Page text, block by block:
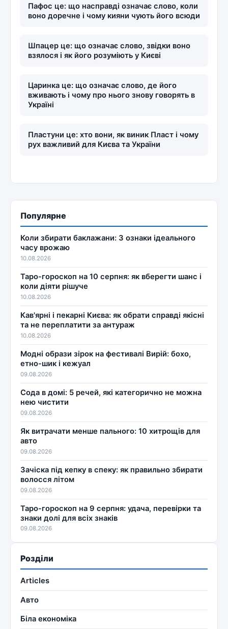
Пафос це: що насправді означає слово, коли
воно доречне і чому кияни чують його всюди
Шпацер це: що означає слово, звідки воно
взялося і як його розуміють у Києві
Царинка це: що означає слово, де його
вживають і чому про нього знову говорять в
Україні
Пластуни це: хто вони, як виник Пласт і чому
рух важливий для Києва та України
Популярне
Коли збирати баклажани: 3 ознаки ідеального
часу врожаю
10.08.2026
Таро-гороскоп на 10 серпня: як вберегти шанс і
коли діяти рішуче
10.08.2026
Кав'ярні і пекарні Києва: як обрати справді якісні
та не переплатити за антураж
10.08.2026
Модні образи зірок на фестивалі Вирій: бохо,
етно-шик і кежуал
09.08.2026
Сода в домі: 5 речей, які категорично не можна
нею чистити
09.08.2026
Як витрачати менше пального: 10 хитрощів для
авто
09.08.2026
Зачіска під кепку в спеку: як правильно збирати
волосся літом
09.08.2026
Таро-гороскоп на 9 серпня: удача, перевірки та
знаки долі для всіх знаків
09.08.2026
Розділи
Articles
Авто
Біла економіка